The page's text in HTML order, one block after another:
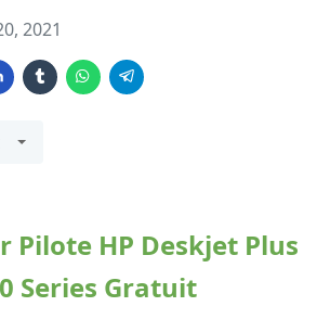
2021
Pilote HP Deskjet Plus
Series Gratuit